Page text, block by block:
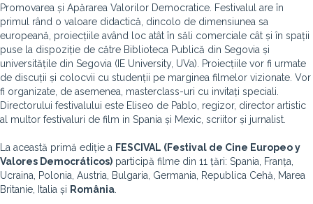
Promovarea și Apărarea Valorilor Democratice. Festivalul are în
primul rând o valoare didactică, dincolo de dimensiunea sa
europeană, proiecțiile având loc atât în săli comerciale cât și în spații
puse la dispoziție de către Biblioteca Publică din Segovia și
universitățile din Segovia (IE University, UVa). Proiecțiile vor fi urmate
de discuții și colocvii cu studenții pe marginea filmelor vizionate. Vor
fi organizate, de asemenea, masterclass-uri cu invitați speciali.
Directorului festivalului este Eliseo de Pablo, regizor, director artistic
al multor festivaluri de film in Spania și Mexic, scriitor și jurnalist.
La această primă ediție a FESCIVAL (Festival de Cine Europeo y
Valores Democráticos) participă filme din 11 țări: Spania, Franța,
Ucraina, Polonia, Austria, Bulgaria, Germania, Republica Cehă, Marea
Britanie, Italia și România